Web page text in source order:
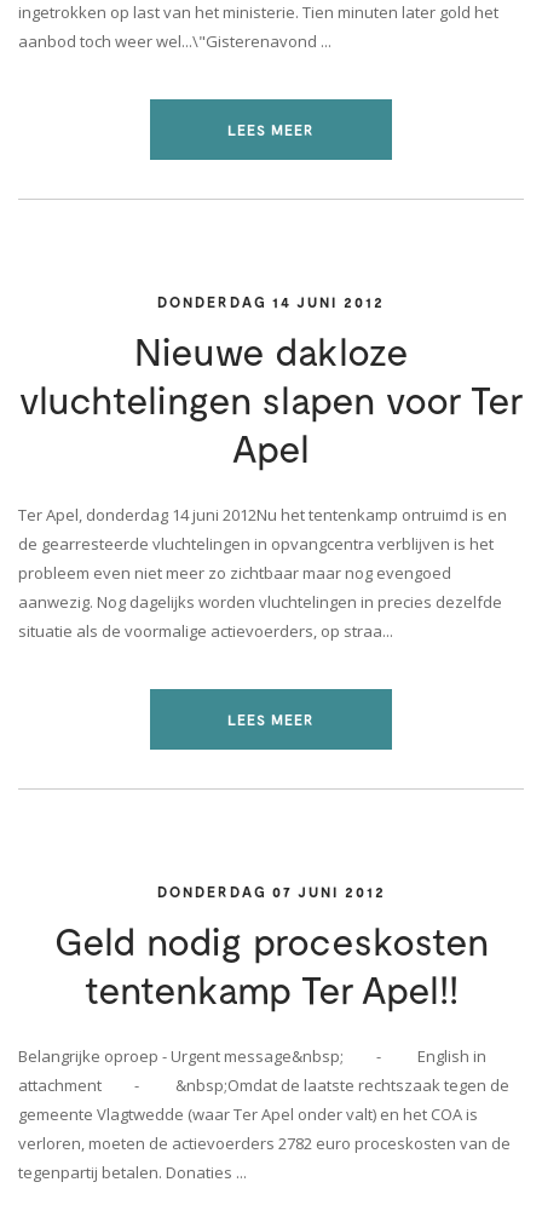
ingetrokken op last van het ministerie. Tien minuten later gold het
aanbod toch weer wel...\"Gisterenavond ...
LEES MEER
DONDERDAG 14 JUNI 2012
Nieuwe dakloze
vluchtelingen slapen voor Ter
Apel
Ter Apel, donderdag 14 juni 2012Nu het tentenkamp ontruimd is en
de gearresteerde vluchtelingen in opvangcentra verblijven is het
probleem even niet meer zo zichtbaar maar nog evengoed
aanwezig. Nog dagelijks worden vluchtelingen in precies dezelfde
situatie als de voormalige actievoerders, op straa...
LEES MEER
DONDERDAG 07 JUNI 2012
Geld nodig proceskosten
tentenkamp Ter Apel!!
Belangrijke oproep - Urgent message&nbsp; - English in
attachment - &nbsp;Omdat de laatste rechtszaak tegen de
gemeente Vlagtwedde (waar Ter Apel onder valt) en het COA is
verloren, moeten de actievoerders 2782 euro proceskosten van de
tegenpartij betalen. Donaties ...